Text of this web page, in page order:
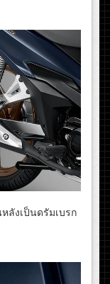
ลังเป็นดรัมเบรก